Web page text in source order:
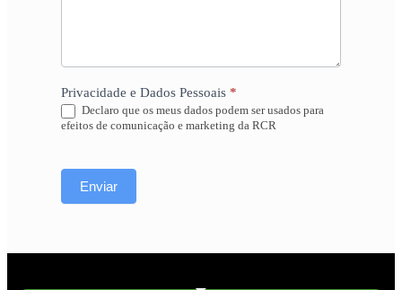
Privacidade e Dados Pessoais *
Declaro que os meus dados podem ser usados para
efeitos de comunicação e marketing da RCR
Enviar